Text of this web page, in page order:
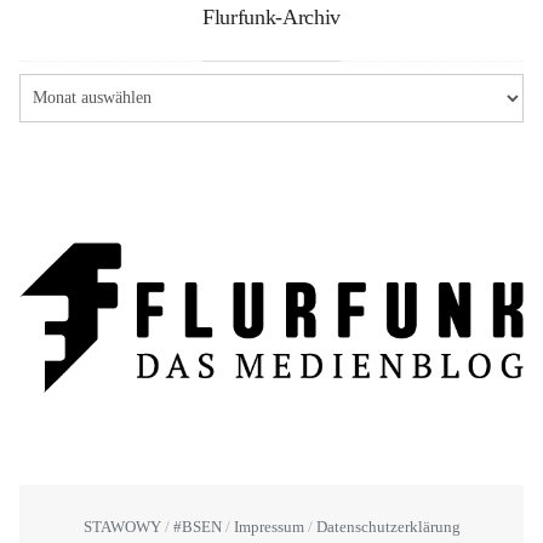
Flurfunk-Archiv
STAWOWY #BSEN Impressum
Datenschutzerklärung